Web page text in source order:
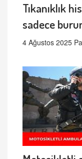
Tıkanıklık
sadece
4 Ağustos 2025